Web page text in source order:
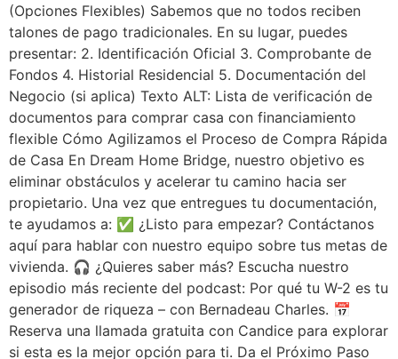
(Opciones Flexibles) Sabemos que no todos reciben
talones de pago tradicionales. En su lugar, puedes
presentar: 2. Identificación Oficial 3. Comprobante de
Fondos 4. Historial Residencial 5. Documentación del
Negocio (si aplica) Texto ALT: Lista de verificación de
documentos para comprar casa con financiamiento
flexible Cómo Agilizamos el Proceso de Compra Rápida
de Casa En Dream Home Bridge, nuestro objetivo es
eliminar obstáculos y acelerar tu camino hacia ser
propietario. Una vez que entregues tu documentación,
te ayudamos a: ✅ ¿Listo para empezar? Contáctanos
aquí para hablar con nuestro equipo sobre tus metas de
vivienda. 🎧 ¿Quieres saber más? Escucha nuestro
episodio más reciente del podcast: Por qué tu W-2 es tu
generador de riqueza – con Bernadeau Charles. 📅
Reserva una llamada gratuita con Candice para explorar
si esta es la mejor opción para ti. Da el Próximo Paso